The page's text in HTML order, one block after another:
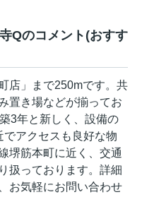
Qのコメント(おすす
店」まで250mです。共
置き場などが揃ってお
3年と新しく、設備の
アクセスも良好な物
堺筋本町に近く、交通
扱っております。詳細
お気軽にお問い合わせ